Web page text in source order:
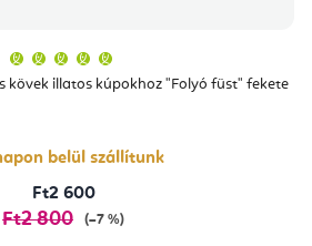
kövek illatos kúpokhoz "Folyó füst" fekete
átlagos
értékelése
csillag.
belül szállítunk
Ft2 600
Ft2 800 (–7 %)